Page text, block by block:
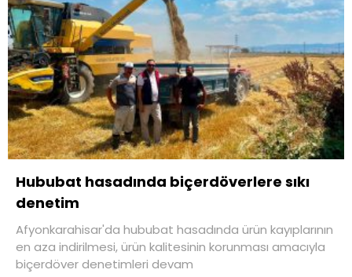
Hububat hasadında biçerdöverlere sıkı
denetim
Afyonkarahisar'da hububat hasadında ürün kayıplarının
en aza indirilmesi, ürün kalitesinin korunması amacıyla
biçerdöver denetimleri devam